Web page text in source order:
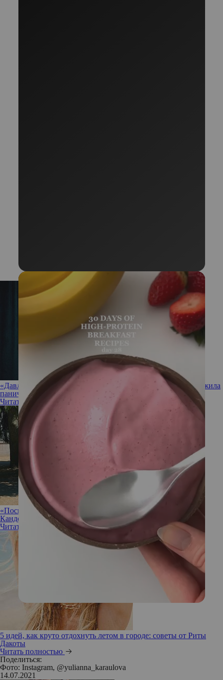
«Давление под 200 и страх смерти»: Алена Водонаева пережила
паническую атаку
Читать полностью
«Посмотрите на благородно стареющих женщин»: Тина
Канделаки призвала не бояться возрастных изменений
Читать полностью
5 идей, как круто отдохнуть летом в городе: советы от Риты
Дакоты
Читать полностью
Поделиться:
Фото: Instagram, @yulianna_karaulova
14.07.2021